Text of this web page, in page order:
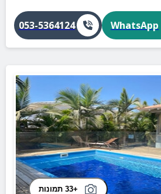
WhatsApp
053-5364124
+33 תמונות